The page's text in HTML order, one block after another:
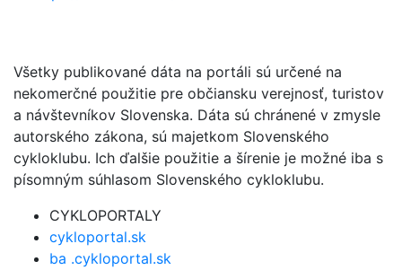
Všetky publikované dáta na portáli sú určené na
nekomerčné použitie pre občiansku verejnosť, turistov
a návštevníkov Slovenska. Dáta sú chránené v zmysle
autorského zákona, sú majetkom Slovenského
cykloklubu. Ich ďalšie použitie a šírenie je možné iba s
písomným súhlasom Slovenského cykloklubu.
CYKLOPORTALY
cykloportal.sk
ba .cykloportal.sk